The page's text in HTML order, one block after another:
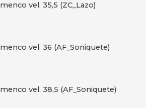
vel. 35,5 (ZC_Lazo)
vel. 36 (AF_Soniquete)
vel. 38,5 (AF_Soniquete)